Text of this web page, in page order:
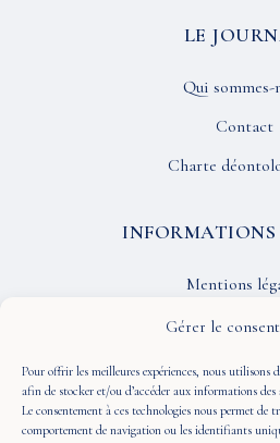
Gérer le
Pour offrir les meilleures expériences, nous utilisons
afin de stocker et/ou d’accéder aux informations des
Le consentement à ces technologies nous permet de
comportement de navigation ou les identifiants
LE
Qui sommes-
Contact
Charte
INFORMATIONS
Mentions
CGU
SUIVEZ-